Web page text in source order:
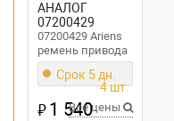
АНАЛОГ
07200429
07200429 Ariens
ремень привода
шнека
снегоуборщика
ST11528DLE,ST11528DLET
Срок 5 дн.
4 шт.
₽1 540
Все цены